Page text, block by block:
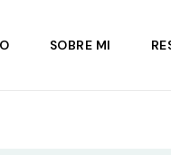
SOBRE MI